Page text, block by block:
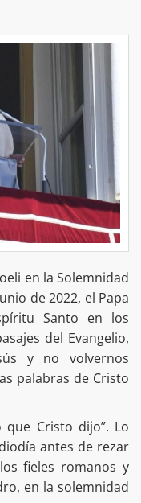
en la Solemnidad
de 2022, el Papa
Santo en los
del Evangelio,
y no volvernos
palabras de Cristo
que Cristo dijo”. Lo
antes de rezar
fieles romanos y
en la solemnidad